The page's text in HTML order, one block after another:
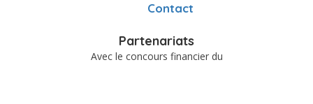
Contact
Partenariats
Avec le concours financier du